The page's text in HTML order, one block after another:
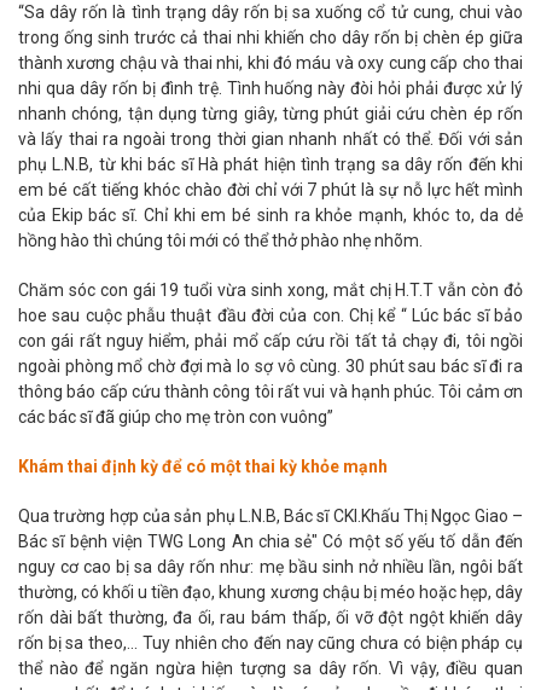
“Sa dây rốn là tình trạng dây rốn bị sa xuống cổ tử cung, chui vào
trong ống sinh trước cả thai nhi khiến cho dây rốn bị chèn ép giữa
thành xương chậu và thai nhi, khi đó máu và oxy cung cấp cho thai
nhi qua dây rốn bị đình trệ. Tình huống này đòi hỏi phải được xử lý
nhanh chóng, tận dụng từng giây, từng phút giải cứu chèn ép rốn
và lấy thai ra ngoài trong thời gian nhanh nhất có thể. Đối với sản
phụ L.N.B, từ khi bác sĩ Hà phát hiện tình trạng sa dây rốn đến khi
em bé cất tiếng khóc chào đời chỉ với 7 phút là sự nỗ lực hết mình
của Ekip bác sĩ. Chỉ khi em bé sinh ra khỏe mạnh, khóc to, da dẻ
hồng hào thì chúng tôi mới có thể thở phào nhẹ nhõm.
Chăm sóc con gái 19 tuổi vừa sinh xong, mắt chị H.T.T vẫn còn đỏ
hoe sau cuộc phẫu thuật đầu đời của con. Chị kể “ Lúc bác sĩ bảo
con gái rất nguy hiểm, phải mổ cấp cứu rồi tất tả chạy đi, tôi ngồi
ngoài phòng mổ chờ đợi mà lo sợ vô cùng. 30 phút sau bác sĩ đi ra
thông báo cấp cứu thành công tôi rất vui và hạnh phúc. Tôi cảm ơn
các bác sĩ đã giúp cho mẹ tròn con vuông”
Khám thai định kỳ để có một thai kỳ khỏe mạnh
Qua trường hợp của sản phụ L.N.B, Bác sĩ CKI.Khấu Thị Ngọc Giao –
Bác sĩ bệnh viện TWG Long An chia sẻ"Có một số yếu tố dẫn đến
nguy cơ cao bị sa dây rốn như: mẹ bầu sinh nở nhiều lần, ngôi bất
thường, có khối u tiền đạo, khung xương chậu bị méo hoặc hẹp, dây
rốn dài bất thường, đa ối, rau bám thấp, ối vỡ đột ngột khiến dây
rốn bị sa theo,... Tuy nhiên cho đến nay cũng chưa có biện pháp cụ
thể nào để ngăn ngừa hiện tượng sa dây rốn. Vì vậy, điều quan